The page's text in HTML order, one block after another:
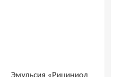
Эмульсия «Рициниол